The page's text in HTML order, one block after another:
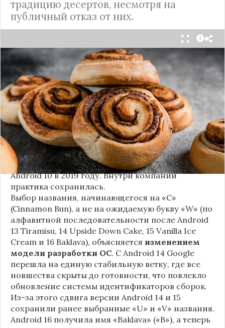
традицию десертов, несмотря на
публичный отказ от них.
Стало известно внутреннее кодовое имя
следующей крупной версии Android. Как
сообщают источники, Android 17, релиз которой
ожидается в 2026 году, разрабатывается под
названием«Cinnamon Bun»(«Булочка с
корицей»).
Это решение продолжает знаменитую традицию
Google называть версии Android в честь
сладостей и десертов (Cupcake, Donut, KitKat и
т.д.), хотя компанияпрекратила публично
использовать эти именас момента выхода
Android 10 в 2019 году. Внутри компании
практика сохранилась.
Выбор названия, начинающегося на «C»
(Cinnamon Bun), а не на ожидаемую букву «W» (по
алфавитной последовательности после Android
13 Tiramisu, 14 Upside Down Cake, 15 Vanilla Ice
Cream и 16 Baklava), объясняется изменением
модели разработки ОС. С Android 14 Google
перешла на единую стабильную ветку, где все
новшества скрыты до готовности, что повлекло
обновление системы идентификаторов сборок.
Из-за этого сдвига версии Android 14 и 15
сохранили ранее выбранные «U» и «V» названия.
Android 16 получила имя «Baklava» («B»), а теперь